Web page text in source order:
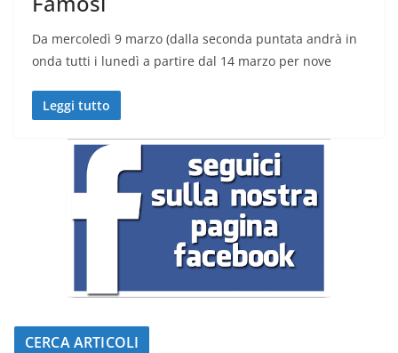
Da mercoledì 9 marzo (dalla seconda puntata andrà in
onda tutti i lunedì a partire dal 14 marzo per nove
Leggi tutto
CERCA ARTICOLI